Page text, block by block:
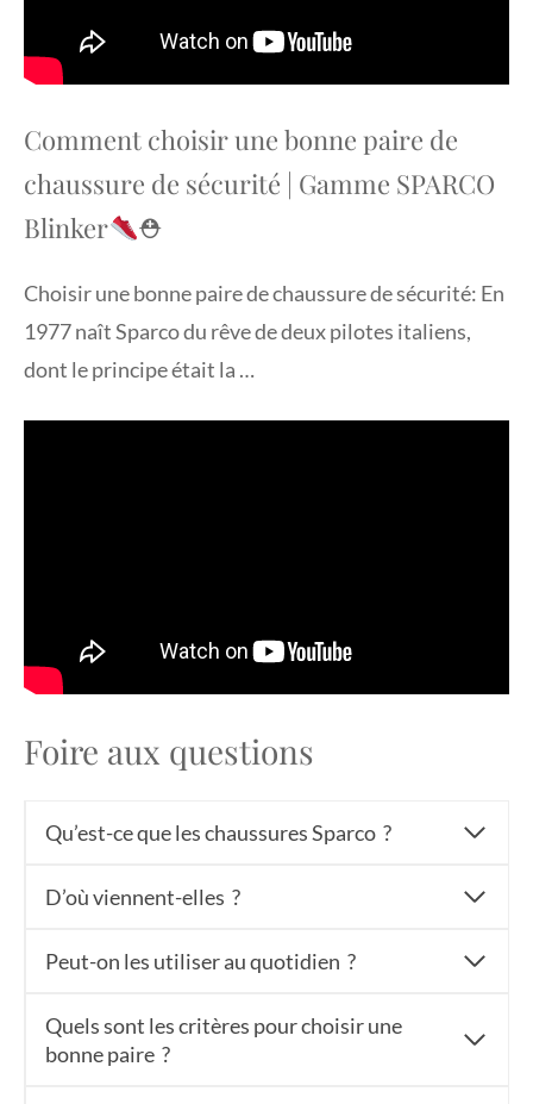
Comment choisir une bonne paire de
chaussure de sécurité | Gamme SPARCO
Blinker
⛑
Choisir une bonne paire de chaussure de sécurité: En
1977 naît Sparco du rêve de deux pilotes italiens,
dont le principe était la …
Foire aux questions
Qu’est-ce que les chaussures Sparco ?
D’où viennent-elles ?
Peut-on les utiliser au quotidien ?
Quels sont les critères pour choisir une
bonne paire ?